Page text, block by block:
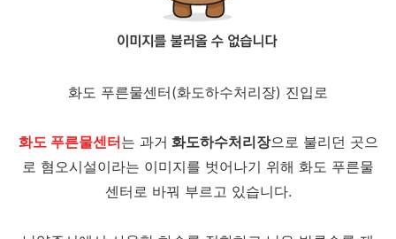
화도 푸른물센터(화도하수처리장) 진입로
화도 푸른물센터는 과거 화도하수처리장으로 불리던 곳으
로 혐오시설이라는 이미지를 벗어나기 위해 화도 푸른물
센터로 바꿔 부르고 있습니다.